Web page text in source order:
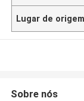
Lugar de origem
Sobre nós